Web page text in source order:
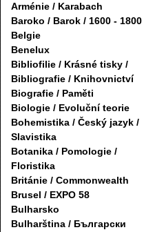
Arménie / Karabach
Baroko / Barok / 1600 - 1800
Belgie
Benelux
Bibliofilie / Krásné tisky /
Bibliografie / Knihovnictví
Biografie / Paměti
Biologie / Evoluční teorie
Bohemistika / Český jazyk /
Slavistika
Botanika / Pomologie /
Floristika
Británie / Commonwealth
Brusel / EXPO 58
Bulharsko
Bulharština / Български